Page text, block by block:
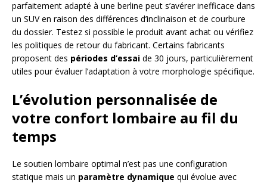
parfaitement adapté à une berline peut s’avérer inefficace dans
un SUV en raison des différences d’inclinaison et de courbure
du dossier. Testez si possible le produit avant achat ou vérifiez
les politiques de retour du fabricant. Certains fabricants
proposent des périodes d’essai de 30 jours, particulièrement
utiles pour évaluer l’adaptation à votre morphologie spécifique.
L’évolution personnalisée de
votre confort lombaire au fil du
temps
Le soutien lombaire optimal n’est pas une configuration
statique mais un paramètre dynamique qui évolue avec